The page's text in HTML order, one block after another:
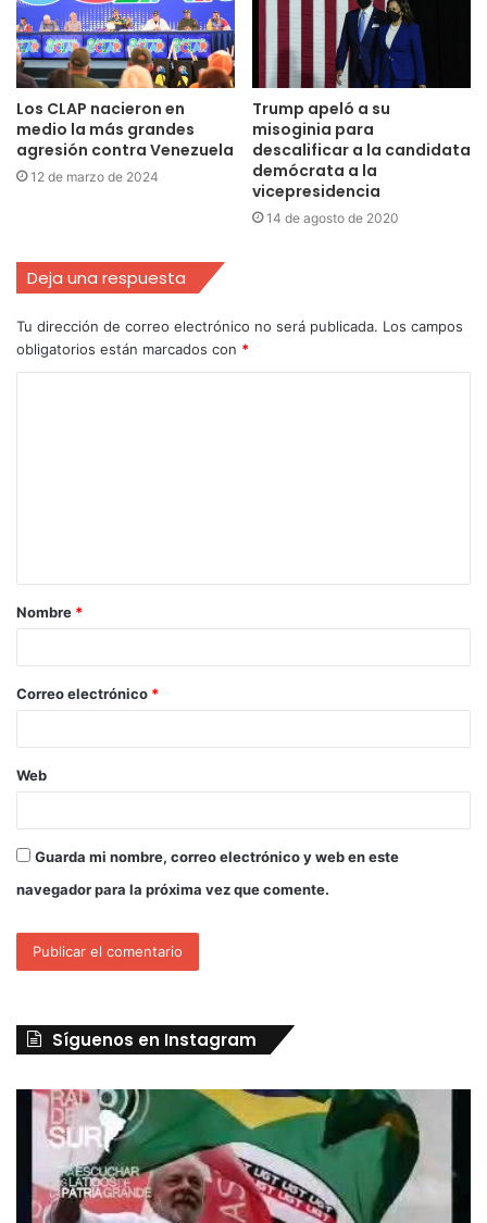
Los CLAP nacieron en
medio la más grandes
agresión contra Venezuela
12 de marzo de 2024
Trump apeló a su
misoginia para
descalificar a la candidata
demócrata a la
vicepresidencia
14 de agosto de 2020
Deja una respuesta
Tu dirección de correo electrónico no será publicada. Los campos
obligatorios están marcados con *
Nombre *
Correo electrónico *
Web
Guarda mi nombre, correo electrónico y web en este
navegador para la próxima vez que comente.
Síguenos en Instagram